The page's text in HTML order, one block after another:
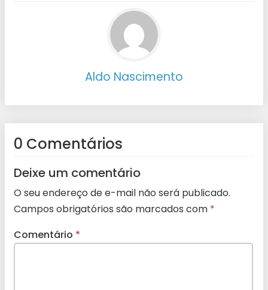
Aldo Nascimento
0 Comentários
Deixe um comentário
O seu endereço de e-mail não será publicado.
Campos obrigatórios são marcados com *
Comentário *